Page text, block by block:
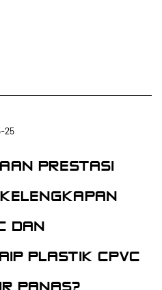
25
PRESTASI
DAN
PLASTIK CPVC